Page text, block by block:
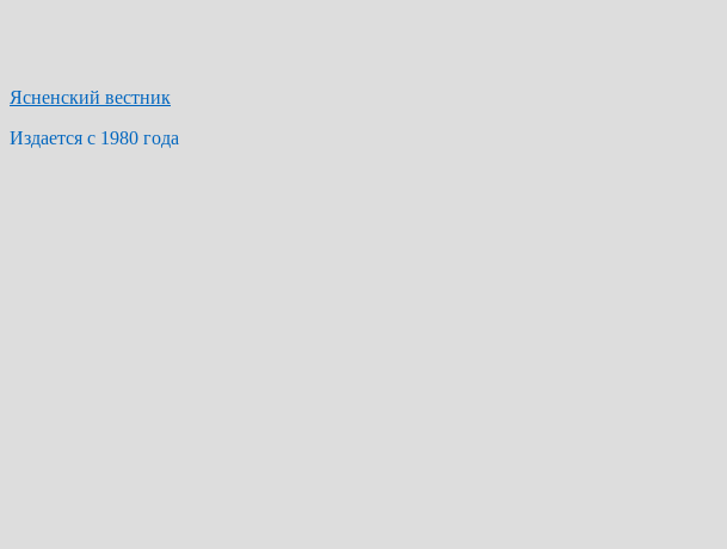
Ясненский вестник
Издается с 1980 года